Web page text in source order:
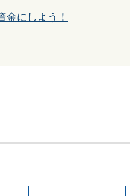
金にしよう！